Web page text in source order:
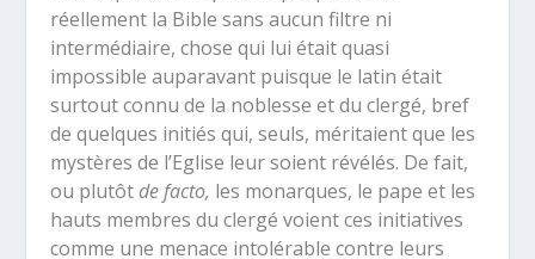
réellement la Bible sans aucun filtre ni
intermédiaire, chose qui lui était quasi
impossible auparavant puisque le latin était
surtout connu de la noblesse et du clergé, bref
de quelques initiés qui, seuls, méritaient que les
mystères de l’Eglise leur soient révélés. De fait,
ou plutôt de facto, les monarques, le pape et les
hauts membres du clergé voient ces initiatives
comme une menace intolérable contre leurs